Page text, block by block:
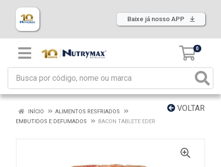
Baixe já nosso APP
0
VOLTAR
INÍCIO
ALIMENTOS RESFRIADOS
EMBUTIDOS E DEFUMADOS
BACON TABLETE EDER